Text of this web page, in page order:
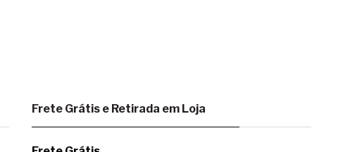
Frete Grátis e Retirada em Loja